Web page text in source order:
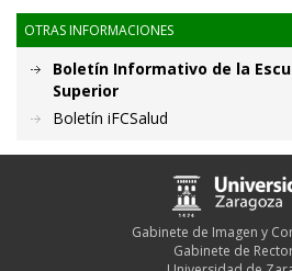
OTRAS INFORMACIONES
Boletín Informativo de la
Superior
Boletín iFCSalud
Gabinete de Imagen y
Gabinete de